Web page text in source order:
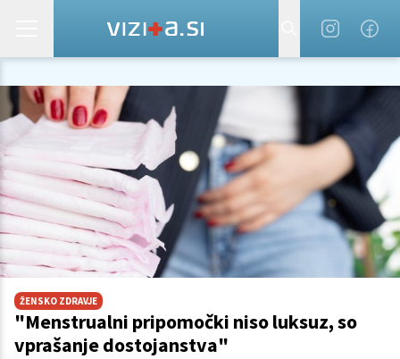
ŽENSKO ZDRAVJE
"Menstrualni pripomočki niso luksuz, so
vprašanje dostojanstva"